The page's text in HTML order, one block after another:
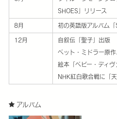
SHOES」リリース
8月 初の英語版アルバム
12月 自叙伝「聖子」出版
ベット・ミドラー原
絵本「ベビー・ディ
NHK紅白歌合戦に「
アルバム